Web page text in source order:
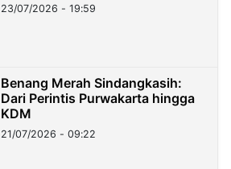
23/07/2026 - 19:59
Benang Merah Sindangkasih:
Dari Perintis Purwakarta hingga
KDM
21/07/2026 - 09:22